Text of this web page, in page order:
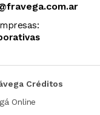
Créditos
Online